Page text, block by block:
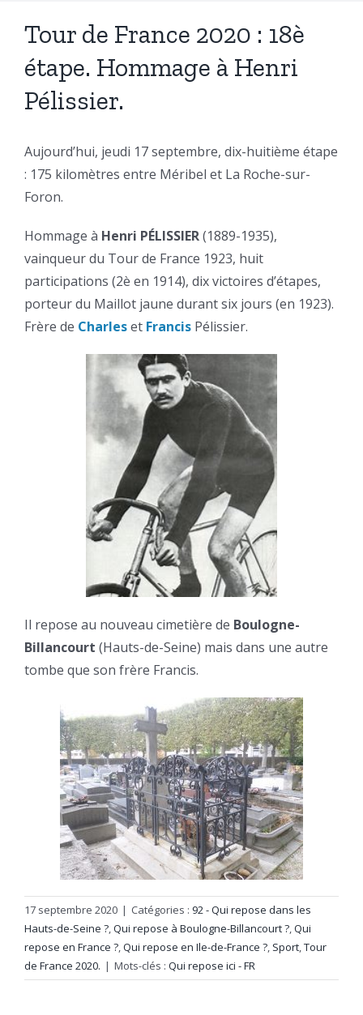
Tour de France 2020 : 18è
étape. Hommage à Henri
Pélissier.
Aujourd’hui, jeudi 17 septembre, dix-huitième étape
: 175 kilomètres entre Méribel et La Roche-sur-
Foron.
Hommage à Henri PÉLISSIER(1889-1935),
vainqueur du Tour de France 1923, huit
participations (2è en 1914), dix victoires d’étapes,
porteur du Maillot jaune durant six jours (en 1923).
Frère de Charleset Francis Pélissier.
Il repose au nouveau cimetière de Boulogne-
Billancourt (Hauts-de-Seine) mais dans une autre
tombe que son frère Francis.
17 septembre 2020 | Catégories : 92 - Qui repose dans les
Hauts-de-Seine ?,Qui repose à Boulogne-Billancourt ?,Qui
repose en France ?,Qui repose en Ile-de-France ?, Sport,Tour
de France 2020. | Mots-clés : Qui repose ici - FR